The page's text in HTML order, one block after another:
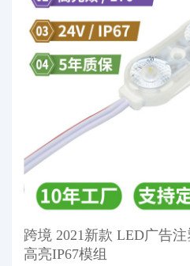
跨境 2021新款 LED广告
高亮IP67模组